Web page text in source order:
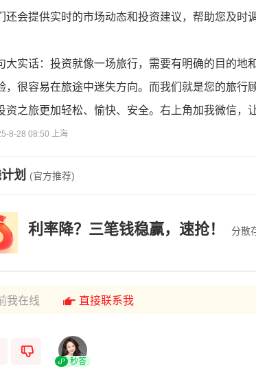
还会提供实时的市场动态和投资建议，帮助您及时
大实话：投资就像一场旅行，需要有明确的目的地
，很容易在旅途中迷失方向。而我们就是您的旅行
资之旅更加轻松、愉快、安全。右上角加我微信，
8-28 08:50 上海
划 (官方推荐)
利率降？三笔钱稳赢，速抢！ 分散
我在线 直接联系我
秒答